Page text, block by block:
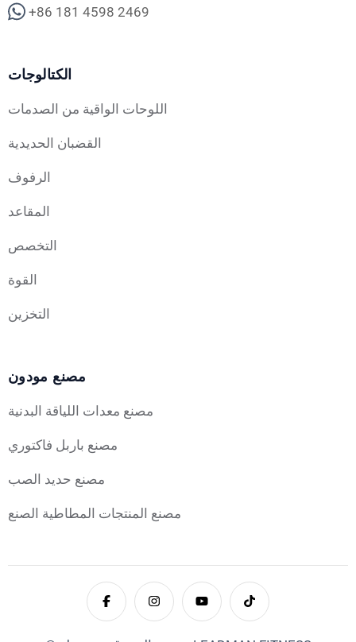
+86 181 4598 2469
الكتالوجات
اللوحات الواقية من الصدمات
القضبان الحديدية
الرفوف
المقاعد
التخصص
القوة
التخزين
مصنع مودون
مصنع معدات اللياقة البدنية
مصنع باربل فاكتوري
مصنع حديد الصب
مصنع المنتجات المطاطية الصنع